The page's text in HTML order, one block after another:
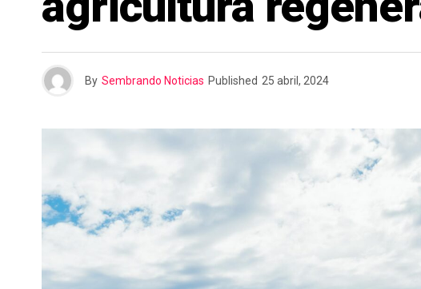
By Sembrando Noticias Published 25 abril, 2024